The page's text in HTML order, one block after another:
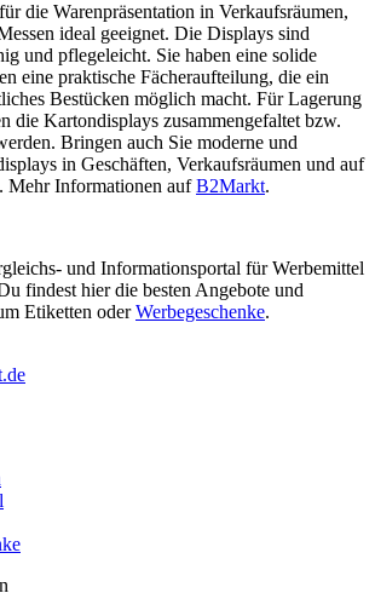
die Warenpräsentation in Verkaufsräumen,
ideal geeignet. Die Displays sind
und pflegeleicht. Sie haben eine solide
eine praktische Fächeraufteilung, die ein
Bestücken möglich macht. Für Lagerung
die Kartondisplays zusammengefaltet bzw.
Bringen auch Sie moderne und
in Geschäften, Verkaufsräumen und auf
Mehr Informationen aufB2Markt.
und Informationsportal für Werbemittel
findest hier die besten Angebote und
Etiketten oderWerbegeschenke.